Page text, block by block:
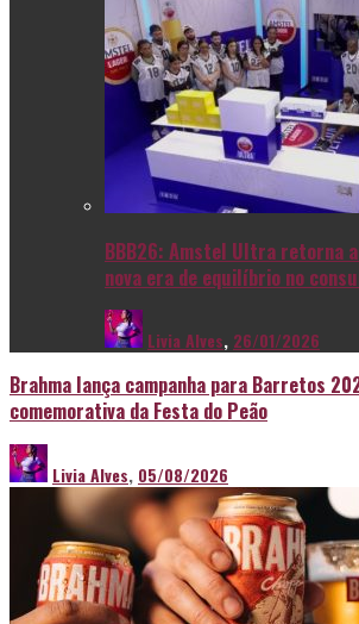
BBB26: Amstel Ultra retorna
nova era de equilíbrio no
Livia Alves, 26/01/2026
Brahma lança campanha para Barretos
comemorativa da Festa do Peão
Livia Alves, 05/08/2026